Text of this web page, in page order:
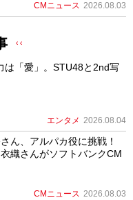
CMニュース 2026.08.03
は「愛」。STU48と2nd写
エンタメ 2026.08.04
ん、アルパカ役に挑戦！
織さんがソフトバンクCM
CMニュース 2026.08.03